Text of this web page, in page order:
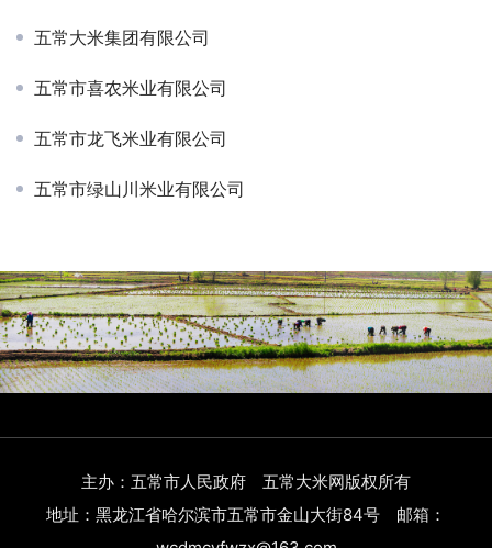
五常大米集团有限公司
五常市喜农米业有限公司
五常市龙飞米业有限公司
五常市绿山川米业有限公司
主办：五常市人民政府 五常大米网版权所有
地址：黑龙江省哈尔滨市五常市金山大街84号 邮箱：